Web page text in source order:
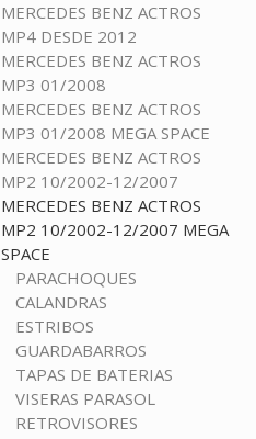
MERCEDES BENZ ACTROS
MP4 DESDE 2012
MERCEDES BENZ ACTROS
MP3 01/2008
MERCEDES BENZ ACTROS
MP3 01/2008 MEGA SPACE
MERCEDES BENZ ACTROS
MP2 10/2002-12/2007
MERCEDES BENZ ACTROS
MP2 10/2002-12/2007 MEGA
SPACE
PARACHOQUES
CALANDRAS
ESTRIBOS
GUARDABARROS
TAPAS DE BATERIAS
VISERAS PARASOL
RETROVISORES